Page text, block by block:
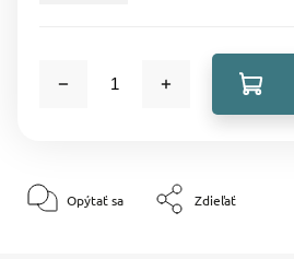
Opýtať sa Zdieľať